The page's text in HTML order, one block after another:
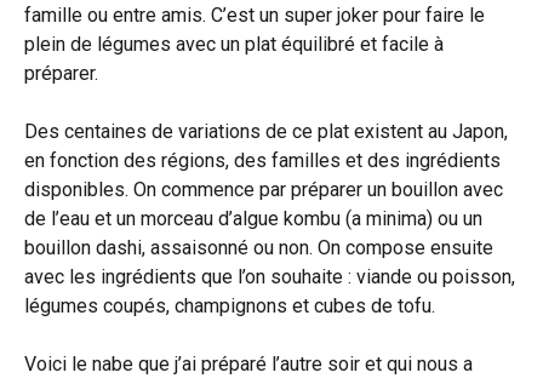
famille ou entre amis. C’est un super joker pour faire le
plein de légumes avec un plat équilibré et facile à
préparer.
Des centaines de variations de ce plat existent au Japon,
en fonction des régions, des familles et des ingrédients
disponibles. On commence par préparer un bouillon avec
de l’eau et un morceau d’algue kombu (a minima) ou un
bouillon dashi, assaisonné ou non. On compose ensuite
avec les ingrédients que l’on souhaite : viande ou poisson,
légumes coupés, champignons et cubes de tofu.
Voici le nabe que j’ai préparé l’autre soir et qui nous a